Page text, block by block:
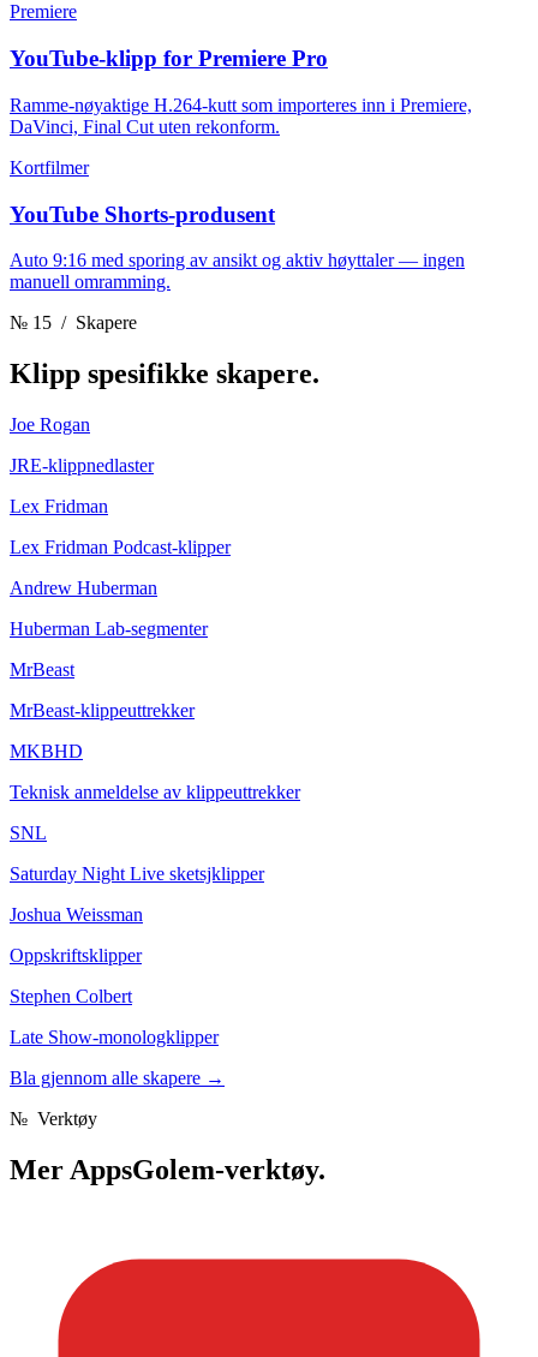
Premiere
YouTube-klipp for Premiere Pro
Ramme-nøyaktige H.264-kutt som importeres inn i Premiere,
DaVinci, Final Cut uten rekonform.
Kortfilmer
YouTube Shorts-produsent
Auto 9:16 med sporing av ansikt og aktiv høyttaler — ingen
manuell omramming.
№ 15 / Skapere
Klipp spesifikke skapere.
Joe Rogan
JRE-klippnedlaster
Lex Fridman
Lex Fridman Podcast-klipper
Andrew Huberman
Huberman Lab-segmenter
MrBeast
MrBeast-klippeuttrekker
MKBHD
Teknisk anmeldelse av klippeuttrekker
SNL
Saturday Night Live sketsjklipper
Joshua Weissman
Oppskriftsklipper
Stephen Colbert
Late Show-monologklipper
Bla gjennom alle skapere →
№ Verktøy
Mer AppsGolem-verktøy.